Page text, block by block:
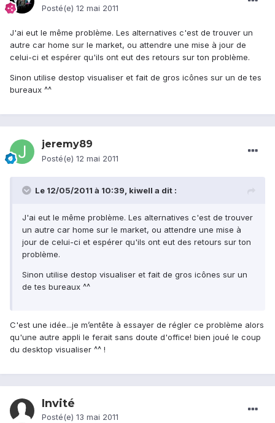
Posté(e) 12 mai 2011
J'ai eut le même problème. Les alternatives c'est de trouver un
autre car home sur le market, ou attendre une mise à jour de
celui-ci et espérer qu'ils ont eut des retours sur ton problème.
Sinon utilise destop visualiser et fait de gros icônes sur un de tes
bureaux ^^
jeremy89
Posté(e) 12 mai 2011
Le 12/05/2011 à 10:39, kiwell a dit :
J'ai eut le même problème. Les alternatives c'est de trouver
un autre car home sur le market, ou attendre une mise à
jour de celui-ci et espérer qu'ils ont eut des retours sur ton
problème.
Sinon utilise destop visualiser et fait de gros icônes sur un
de tes bureaux ^^
C'est une idée...je m’entête à essayer de régler ce problème alors
qu'une autre appli le ferait sans doute d'office! bien joué le coup
du desktop visualiser ^^ !
Invité
Posté(e) 13 mai 2011